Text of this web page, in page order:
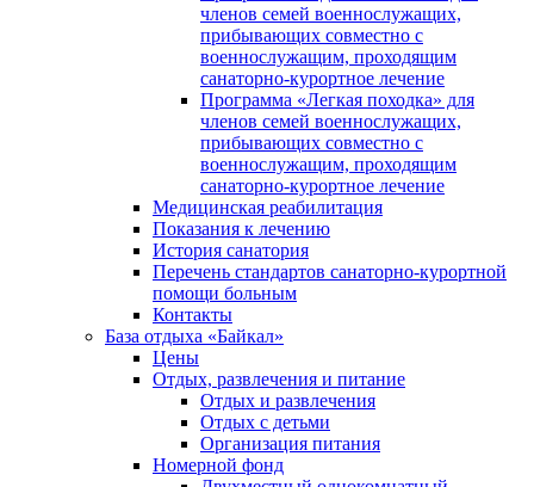
членов семей военнослужащих,
прибывающих совместно с
военнослужащим, проходящим
санаторно-курортное лечение
Программа «Легкая походка» для
членов семей военнослужащих,
прибывающих совместно с
военнослужащим, проходящим
санаторно-курортное лечение
Медицинская реабилитация
Показания к лечению
История санатория
Перечень стандартов санаторно-курортной
помощи больным
Контакты
База отдыха «Байкал»
Цены
Отдых, развлечения и питание
Отдых и развлечения
Отдых с детьми
Организация питания
Номерной фонд